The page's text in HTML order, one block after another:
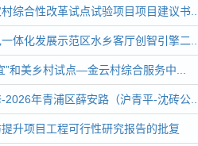
综合性改革试点试验项目项目建议书...
体化发展示范区水乡客厅创智引擎二...
”和美乡村试点—金云村综合服务中...
年青浦区薛安路（沪青平-沈砖公...
升项目工程可行性研究报告的批复